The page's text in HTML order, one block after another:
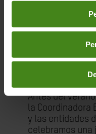
en los botones
para generar un
campo
desarrollo que
trabajadoras y
Antes del
la Coordinadora
y las entidades
celebramos una